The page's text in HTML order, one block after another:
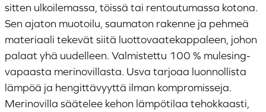
sitten ulkoilemassa, töissä tai rentoutumassa kotona.
Sen ajaton muotoilu, saumaton rakenne ja pehmeä
materiaali tekevät siitä luottovaatekappaleen, johon
palaat yhä uudelleen. Valmistettu 100 % mulesing-
vapaasta merinovillasta. Usva tarjoaa luonnollista
lämpöä ja hengittävyyttä ilman kompromisseja.
Merinovilla säätelee kehon lämpötilaa tehokkaasti,